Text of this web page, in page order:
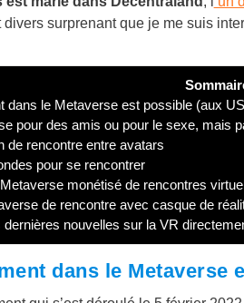
divers surprenant que je me suis
dans le Metaverse est possible (aux
pour des amis ou pour le sexe, mais
de rencontre entre avatars
pour se rencontrer
monétisé de rencontres
de rencontre avec casque de
nouvelles sur la VR
dans le Metaverse